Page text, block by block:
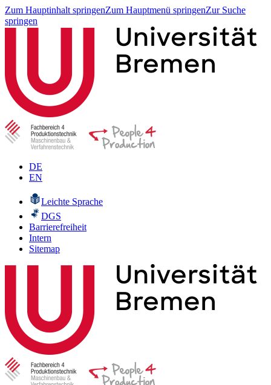
Zum Hauptinhalt springenZum Hauptmenü springenZur Suche
springen
DE
EN
Leichte Sprache
DGS
Barrierefreiheit
Intern
Sitemap